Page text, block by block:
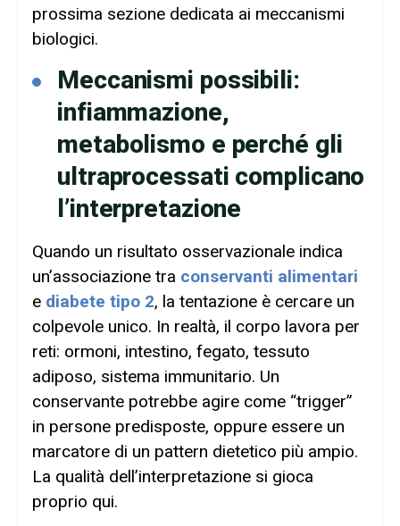
prossima sezione dedicata ai meccanismi
biologici.
Meccanismi possibili:
infiammazione,
metabolismo e perché gli
ultraprocessati complicano
l’interpretazione
Quando un risultato osservazionale indica
un’associazione tra conservanti alimentari
e diabete tipo 2, la tentazione è cercare un
colpevole unico. In realtà, il corpo lavora per
reti: ormoni, intestino, fegato, tessuto
adiposo, sistema immunitario. Un
conservante potrebbe agire come “trigger”
in persone predisposte, oppure essere un
marcatore di un pattern dietetico più ampio.
La qualità dell’interpretazione si gioca
proprio qui.